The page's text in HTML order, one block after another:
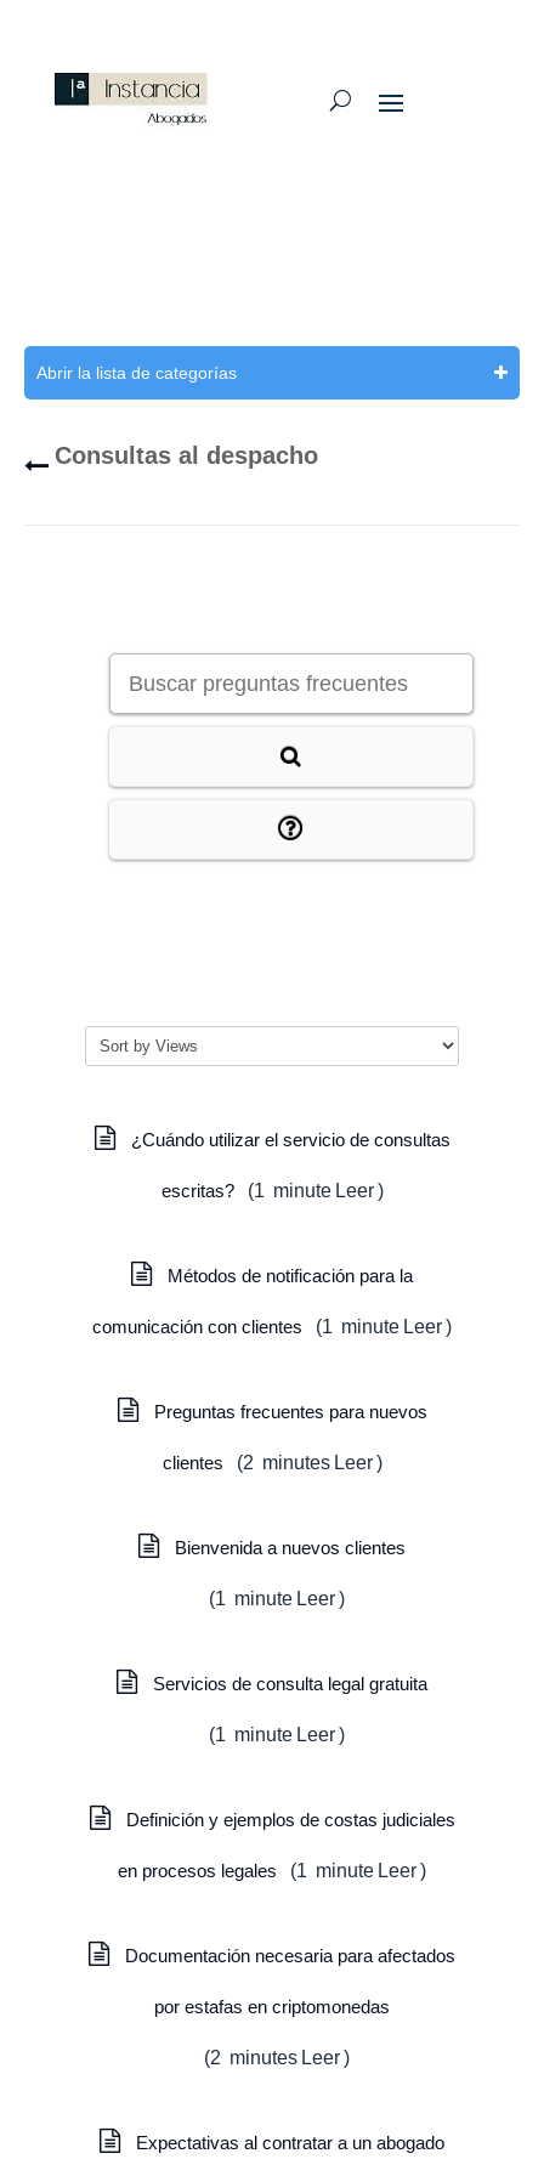
Abrir la lista de categorías
Consultas al despacho
¿Cuándo utilizar el servicio de consultas
escritas? (1 minute Leer )
Métodos de notificación para la
comunicación con clientes (1 minute Leer)
Preguntas frecuentes para nuevos
clientes (2 minutes Leer )
Bienvenida a nuevos clientes
(1 minute Leer )
Servicios de consulta legal gratuita
(1 minute Leer )
Definición y ejemplos de costas judiciales
en procesos legales (1 minute Leer)
Documentación necesaria para afectados
por estafas en criptomonedas
(2 minutes Leer )
Expectativas al contratar a un abogado